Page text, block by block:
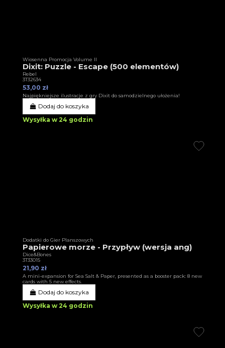
Wiosenna Promocja Volume II
Dixit: Puzzle - Escape (500 elementów)
Rebel
3T32634
53,00 zł
Najpiękniejsze ilustracje z gry Dixit do samodzielnego ułożenia!
Dodaj do koszyka
Wysyłka w 24 godzin
Dodatki do Gier Planszowych
Papierowe morze - Przypływ (wersja ang)
Dice&Bones
3T33015
21,90 zł
A mini-expansion for Sea Salt & Paper, presented as a booster pack: 8 new
cards with 5 new effects.
Dodaj do koszyka
Wysyłka w 24 godzin